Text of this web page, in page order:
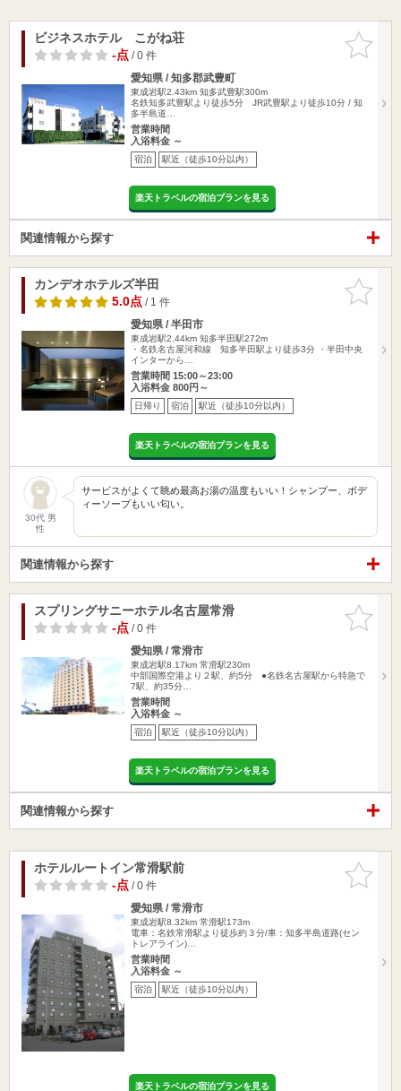
お気に入
りに追加
ビジネスホテル こがね荘
-点/ 0 件
愛知県 / 知多郡武豊町
東成岩駅2.43km 知多武豊駅300m
名鉄知多武豊駅より徒歩5分 JR武豊駅より徒歩10分 / 知
多半島道…
営業時間
入浴料金 ～
宿泊 駅近（徒歩10分以内）
楽天トラベルの宿泊プランを見る
関連情報から探す
お気に入
りに追加
カンデオホテルズ半田
5.0点/ 1 件
愛知県 / 半田市
東成岩駅2.44km 知多半田駅272m
・名鉄名古屋河和線 知多半田駅より徒歩3分 ・半田中央
インターから…
営業時間 15:00～23:00
入浴料金 800円～
日帰り 宿泊 駅近（徒歩10分以内）
楽天トラベルの宿泊プランを見る
30代 男
性
サービスがよくて眺め最高お湯の温度もいい！シャンプー、ボデ
ィーソープもいい匂い。
関連情報から探す
お気に入
りに追加
スプリングサニーホテル名古屋常滑
-点/ 0 件
愛知県 / 常滑市
東成岩駅8.17km 常滑駅230m
中部国際空港より２駅、約5分 ●名鉄名古屋駅から特急で
7駅、約35分…
営業時間
入浴料金 ～
宿泊 駅近（徒歩10分以内）
楽天トラベルの宿泊プランを見る
関連情報から探す
お気に入
りに追加
ホテルルートイン常滑駅前
-点/ 0 件
愛知県 / 常滑市
東成岩駅8.32km 常滑駅173m
電車：名鉄常滑駅より徒歩約３分/車：知多半島道路(セン
トレアライン)…
営業時間
入浴料金 ～
宿泊 駅近（徒歩10分以内）
楽天トラベルの宿泊プランを見る